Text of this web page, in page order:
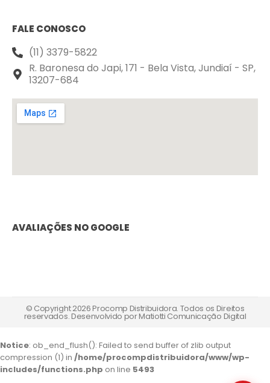
FALE CONOSCO
(11) 3379-5822
R. Baronesa do Japi, 171 - Bela Vista, Jundiaí - SP,
13207-684
AVALIAÇÕES NO GOOGLE
© Copyright 2026 Procomp Distribuidora. Todos os Direitos
reservados. Desenvolvido porMatiotti Comunicação Digital
Notice: ob_end_flush(): Failed to send buffer of zlib output
compression (1) in /home/procompdistribuidora/www/wp-
includes/functions.php on line 5493